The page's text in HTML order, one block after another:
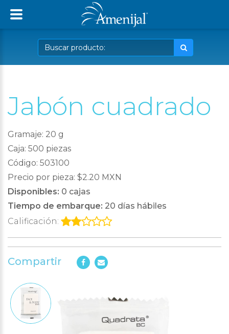
Jabón cuadrado
Gramaje: 20 g
Caja: 500 piezas
Código: 503100
Precio por pieza: $2.20 MXN
Disponibles: 0 cajas
Tiempo de embarque: 20 días hábiles
Calificación:
Compartir